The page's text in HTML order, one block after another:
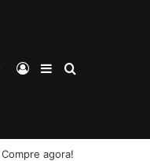
EntrarBarra Lateral
Procurar por
Compre agora!